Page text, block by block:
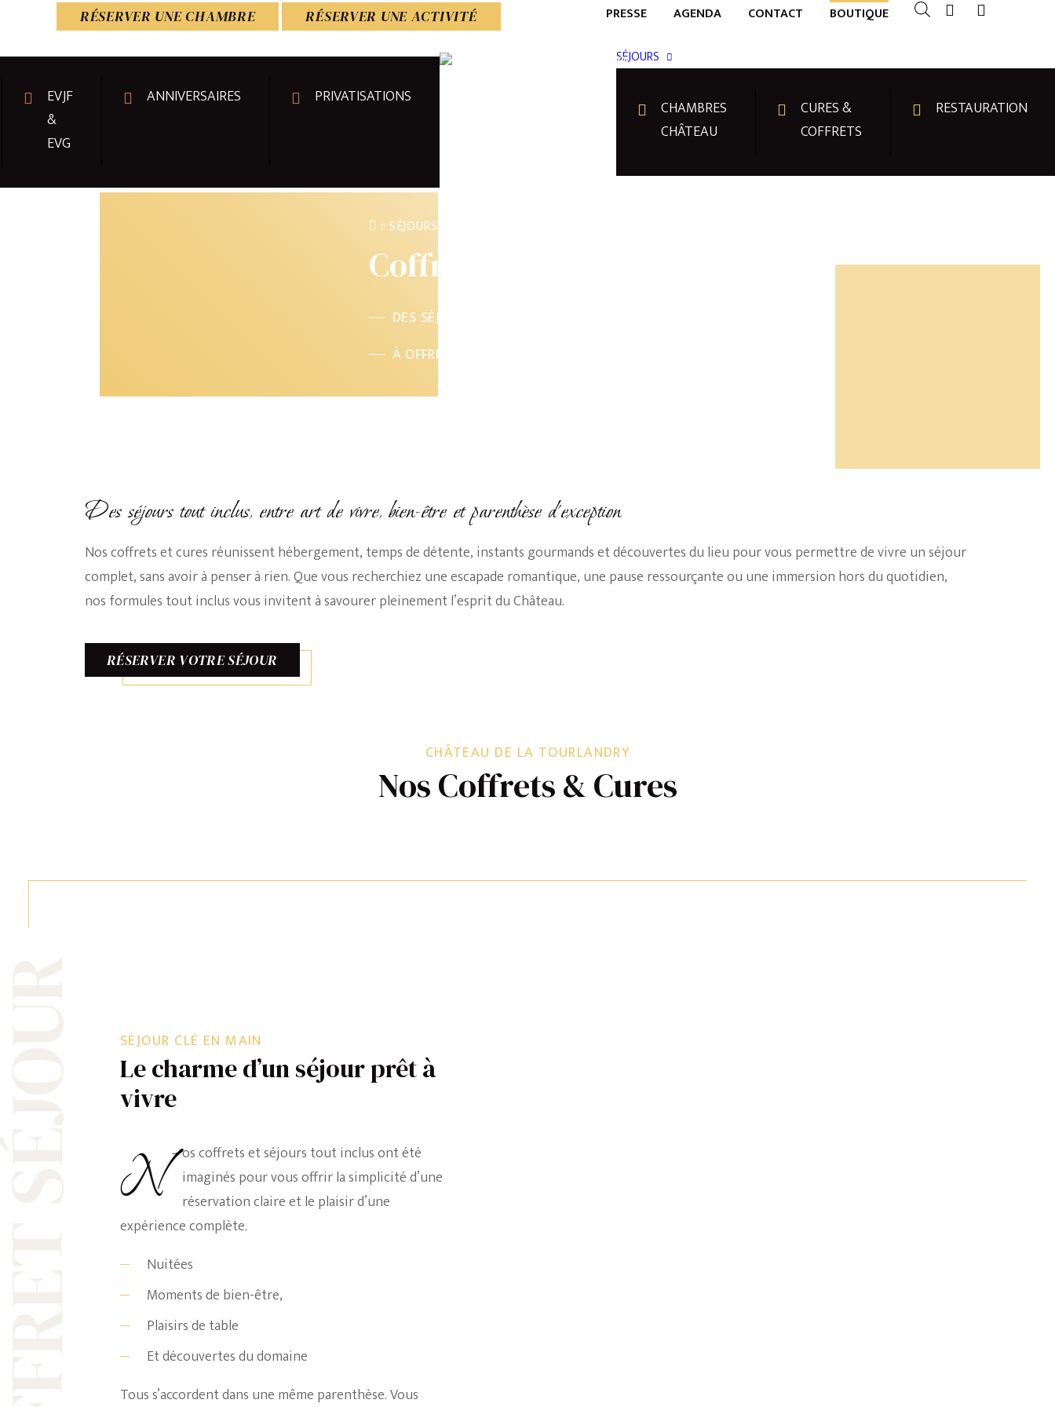
RÉSERVER UNE CHAMBRE RÉSERVER UNE ACTIVITÉ PRESSE AGENDA CONTACT BOUTIQUE
EVJF
&
EVG
ANNIVERSAIRES PRIVATISATIONS
SÉJOURS
CHAMBRES
CHÂTEAU
CURES &
COFFRETS
RESTAURATION
SÉJOURS
Coffrets & Cures
DES SÉJOURS CLÉ EN MAIN
À OFFRIR OU À S'OFFRIR
Des séjours tout inclus, entre art de vivre, bien-être et parenthèse d’exception
Nos coffrets et cures réunissent hébergement, temps de détente, instants gourmands et découvertes du lieu pour vous permettre de vivre un séjour
complet, sans avoir à penser à rien. Que vous recherchiez une escapade romantique, une pause ressourçante ou une immersion hors du quotidien,
nos formules tout inclus vous invitent à savourer pleinement l’esprit du Château.
RÉSERVER VOTRE SÉJOUR
Nos Coffrets & Cures
CHÂTEAU DE LA TOURLANDRY
Le charme d’un séjour prêt à
vivre
SÉJOUR CLÉ EN MAIN
Nos coffrets et séjours tout inclus ont été
imaginés pour vous offrir la simplicité d’une
réservation claire et le plaisir d’une
expérience complète.
Nuitées
Moments de bien-être,
Plaisirs de table
Et découvertes du domaine
Tous s’accordent dans une même parenthèse. Vous